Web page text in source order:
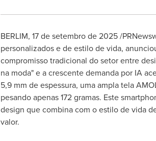
BERLIM, 17 de setembro de 2025/
personalizados e de estilo de vida,
compromisso tradicional do setor entre
na moda" e a crescente demanda por IA
5,9 mm de espessura, uma ampla tela
pesando apenas 172 gramas. Este
design que combina com o estilo de vida
valor.